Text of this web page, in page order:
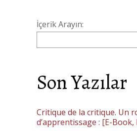
İçerik Arayın:
Son Yazılar
Critique de la critique. Un
d’apprentissage : [E-Book,